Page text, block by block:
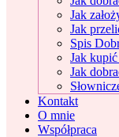
Jak
Jak
Spis
Jak
Jak
Kontakt
O mnie
Współpraca